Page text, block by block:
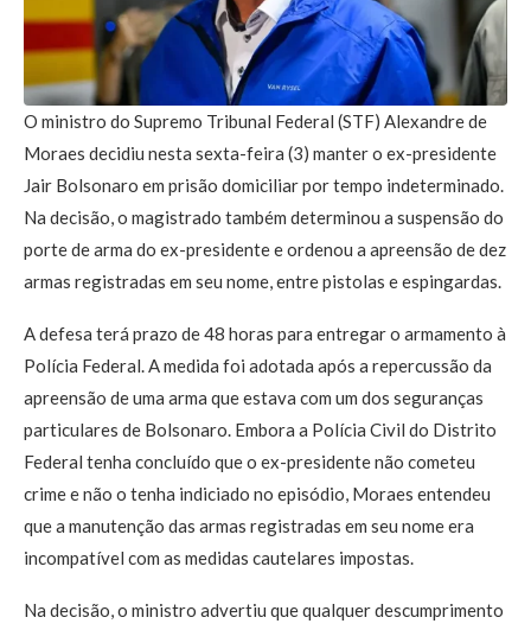
O ministro do Supremo Tribunal Federal (STF) Alexandre de
Moraes decidiu nesta sexta-feira (3) manter o ex-presidente
Jair Bolsonaro em prisão domiciliar por tempo indeterminado.
Na decisão, o magistrado também determinou a suspensão do
porte de arma do ex-presidente e ordenou a apreensão de dez
armas registradas em seu nome, entre pistolas e espingardas.
A defesa terá prazo de 48 horas para entregar o armamento à
Polícia Federal. A medida foi adotada após a repercussão da
apreensão de uma arma que estava com um dos seguranças
particulares de Bolsonaro. Embora a Polícia Civil do Distrito
Federal tenha concluído que o ex-presidente não cometeu
crime e não o tenha indiciado no episódio, Moraes entendeu
que a manutenção das armas registradas em seu nome era
incompatível com as medidas cautelares impostas.
Na decisão, o ministro advertiu que qualquer descumprimento